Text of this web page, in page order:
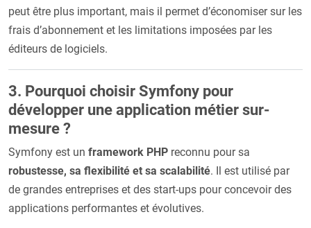
peut être plus important, mais il permet d’économiser sur les
frais d’abonnement et les limitations imposées par les
éditeurs de logiciels.
3. Pourquoi choisir Symfony pour
développer une application métier sur-
mesure ?
Symfony est un framework PHP reconnu pour sa
robustesse, sa flexibilité et sa scalabilité. Il est utilisé par
de grandes entreprises et des start-ups pour concevoir des
applications performantes et évolutives.